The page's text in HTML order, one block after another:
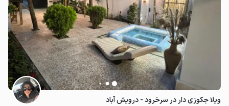
ویلا جکوزی دار در سرخرود - درویش آباد